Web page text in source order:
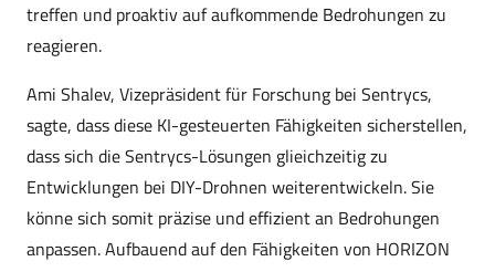
treffen und proaktiv auf aufkommende Bedrohungen zu
reagieren.
Ami Shalev, Vizepräsident für Forschung bei Sentrycs,
sagte, dass diese KI-gesteuerten Fähigkeiten sicherstellen,
dass sich die Sentrycs-Lösungen glieichzeitig zu
Entwicklungen bei DIY-Drohnen weiterentwickeln. Sie
könne sich somit präzise und effizient an Bedrohungen
anpassen. Aufbauend auf den Fähigkeiten von HORIZON